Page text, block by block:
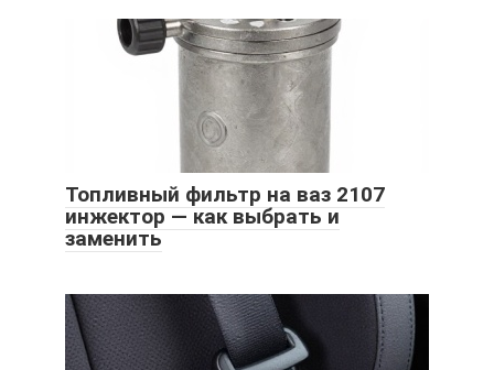
Топливный фильтр на ваз 2107
инжектор — как выбрать и
заменить